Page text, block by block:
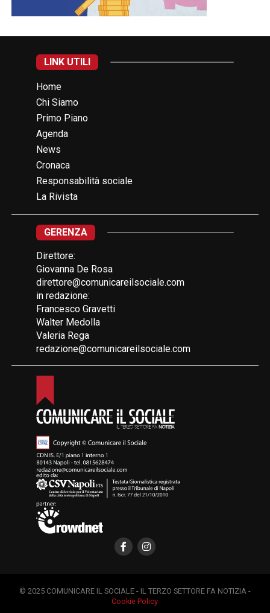
LINK UTILI
Home
Chi Siamo
Primo Piano
Agenda
News
Cronaca
Responsabilità sociale
La Rivista
GERENZA
Direttore:
Giovanna De Rosa
direttore@comunicareilsociale.com
in redazione:
Francesco Gravetti
Walter Medolla
Valeria Rega
redazione@comunicareilsociale.com
© 2025 COMUNICARE IL SOCIALE - IL TERZO SETTORE FA NOTIZIA -
Cookie Policy